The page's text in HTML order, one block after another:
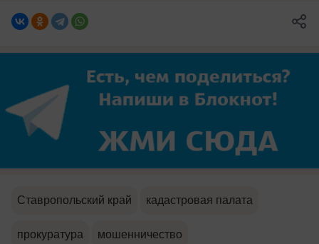
Ставропольский край кадастровая палата
прокуратура мошенничество